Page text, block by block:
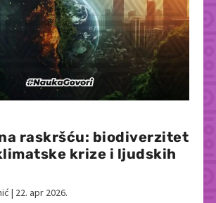
raskršću: biodiverzitet
krize i ljudskih
| 22. apr 2026.